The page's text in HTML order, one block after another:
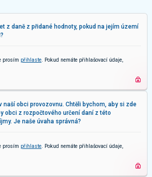
z daně z přidané hodnoty, pokud na jejím území
prosím přihlaste . Pokud nemáte přihlašovací údaje,
naší obci provozovnu. Chtěli bychom, aby si zde
obci z rozpočtového určení daní z této
Je naše úvaha správná?
prosím přihlaste . Pokud nemáte přihlašovací údaje,